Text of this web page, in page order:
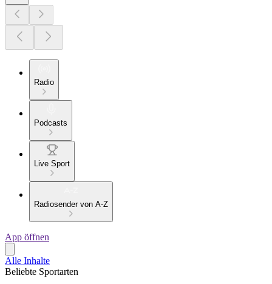
Radio
Podcasts
Live Sport
Radiosender von A-Z
App öffnen
Alle Inhalte
Beliebte Sportarten